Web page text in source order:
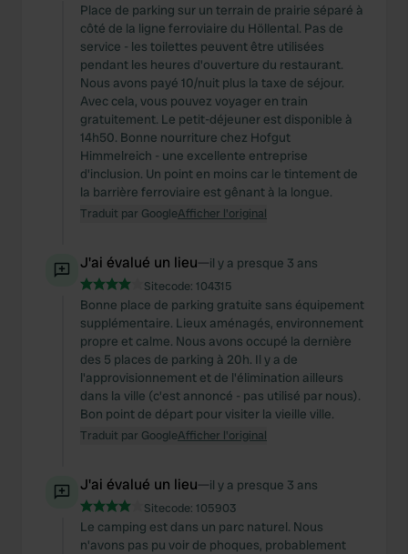
Place de parking sur un terrain de prairie séparé à
côté de la ligne ferroviaire du Höllental. Pas de
service - les toilettes peuvent être utilisées
pendant les heures d'ouverture du restaurant.
Nous avons payé 10/nuit plus la taxe de séjour.
Avec cela, vous pouvez voyager en train
gratuitement. Le petit-déjeuner est disponible à
14h50. Bonne nourriture chez Hofgut
Himmelreich - une excellente entreprise
d'inclusion. Un point en moins car le tintement de
la barrière ferroviaire est gênant à la longue.
Traduit par GoogleAfficher l'original
J'ai évalué un lieu—il y a presque 3 ans
Sitecode: 104315
Bonne place de parking gratuite sans équipement
supplémentaire. Lieux aménagés, environnement
propre et calme. Nous avons occupé la dernière
des 5 places de parking à 20h. Il y a de
l'approvisionnement et de l'élimination ailleurs
dans la ville (c'est annoncé - pas utilisé par nous).
Bon point de départ pour visiter la vieille ville.
Traduit par GoogleAfficher l'original
J'ai évalué un lieu—il y a presque 3 ans
Sitecode: 105903
Le camping est dans un parc naturel. Nous
n'avons pas pu voir de phoques, probablement